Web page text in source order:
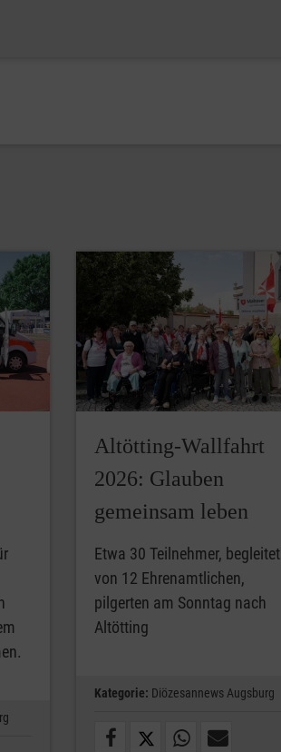
Altötting-Wallfahrt
2026: Glauben
gemeinsam leben
Etwa 30 Teilnehmer, begleitet
von 12 Ehrenamtlichen,
pilgerten am Sonntag nach
Altötting
Kategorie: Diözesannews Augsburg